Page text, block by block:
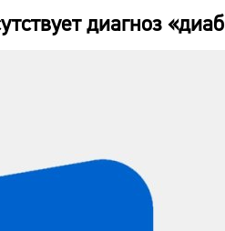
диагноз
Новости
Погода
Курсы